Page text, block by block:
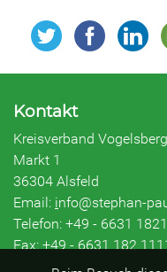
Kontakt
Kreisverband
Markt 1
36304 Alsfeld
Email: info@stephan-
Telefon: +49 - 6631
Fax: +49 - 6631 182